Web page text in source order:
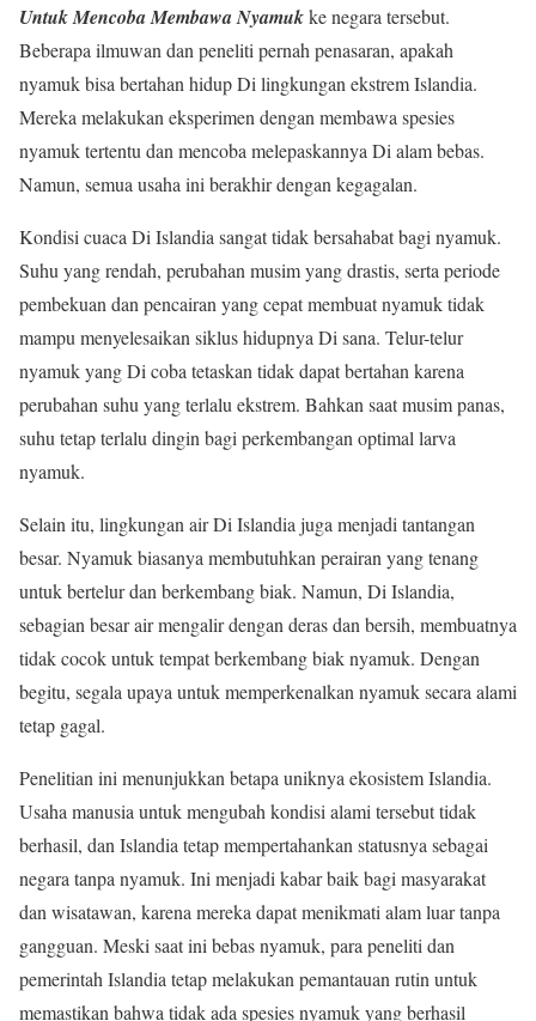
Untuk Mencoba Membawa Nyamukke negara tersebut.
Beberapa ilmuwan dan peneliti pernah penasaran, apakah
nyamuk bisa bertahan hidup Di lingkungan ekstrem Islandia.
Mereka melakukan eksperimen dengan membawa spesies
nyamuk tertentu dan mencoba melepaskannya Di alam bebas.
Namun, semua usaha ini berakhir dengan kegagalan.
Kondisi cuaca Di Islandia sangat tidak bersahabat bagi nyamuk.
Suhu yang rendah, perubahan musim yang drastis, serta periode
pembekuan dan pencairan yang cepat membuat nyamuk tidak
mampu menyelesaikan siklus hidupnya Di sana. Telur-telur
nyamuk yang Di coba tetaskan tidak dapat bertahan karena
perubahan suhu yang terlalu ekstrem. Bahkan saat musim panas,
suhu tetap terlalu dingin bagi perkembangan optimal larva
nyamuk.
Selain itu, lingkungan air Di Islandia juga menjadi tantangan
besar. Nyamuk biasanya membutuhkan perairan yang tenang
untuk bertelur dan berkembang biak. Namun, Di Islandia,
sebagian besar air mengalir dengan deras dan bersih, membuatnya
tidak cocok untuk tempat berkembang biak nyamuk. Dengan
begitu, segala upaya untuk memperkenalkan nyamuk secara alami
tetap gagal.
Penelitian ini menunjukkan betapa uniknya ekosistem Islandia.
Usaha manusia untuk mengubah kondisi alami tersebut tidak
berhasil, dan Islandia tetap mempertahankan statusnya sebagai
negara tanpa nyamuk. Ini menjadi kabar baik bagi masyarakat
dan wisatawan, karena mereka dapat menikmati alam luar tanpa
gangguan. Meski saat ini bebas nyamuk, para peneliti dan
pemerintah Islandia tetap melakukan pemantauan rutin untuk
memastikan bahwa tidak ada spesies nyamuk yang berhasil